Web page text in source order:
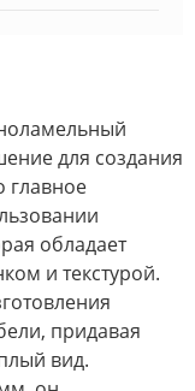
для создания
главное
обладает
и текстурой.
придавая
вид.